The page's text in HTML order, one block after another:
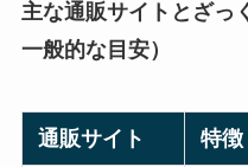
主な通販サイトとざっ
一般的な目安）
通販サイト 特徴